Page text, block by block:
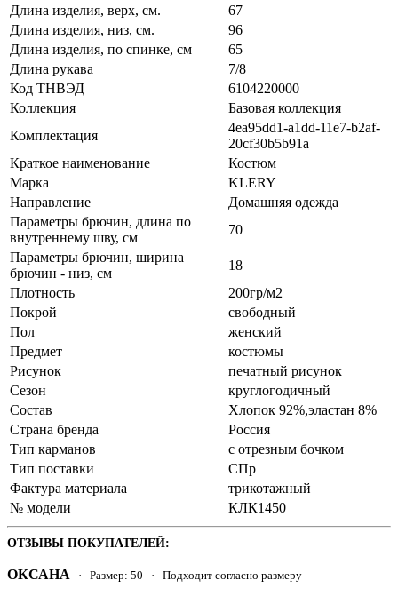
Длина изделия, верх, см.
67
Длина изделия, низ, см.
96
Длина изделия, по спинке, см
65
Длина рукава
7/8
Код ТНВЭД
6104220000
Коллекция
Базовая коллекция
Комплектация
4ea95dd1-a1dd-11e7-b2af-
20cf30b5b91a
Краткое наименование
Костюм
Марка
KLERY
Направление
Домашняя одежда
Параметры брючин, длина по
внутреннему шву, см
70
Параметры брючин, ширина
брючин - низ, см
18
Плотность
200гр/м2
Покрой
свободный
Пол
женский
Предмет
костюмы
Рисунок
печатный рисунок
Сезон
круглогодичный
Состав
Хлопок 92%,эластан 8%
Страна бренда
Россия
Тип карманов
с отрезным бочком
Тип поставки
СПр
Фактура материала
трикотажный
№ модели
КЛК1450
ОТЗЫВЫ ПОКУПАТЕЛЕЙ:
ОКСАНА · Размер: 50 · Подходит согласно размеру